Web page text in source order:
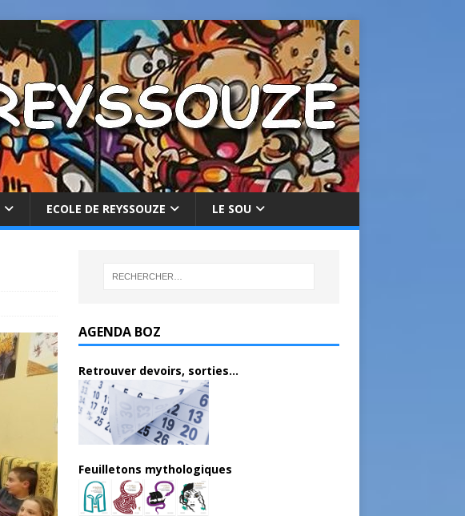
ECOLE DE REYSSOUZE LE SOU
AGENDA BOZ
Retrouver devoirs, sorties...
Feuilletons mythologiques